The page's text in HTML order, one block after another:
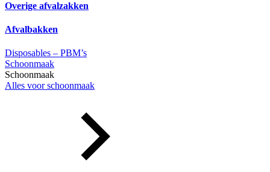
Overige afvalzakken
Afvalbakken
Disposables – PBM’s
Schoonmaak
Schoonmaak
Alles voor schoonmaak